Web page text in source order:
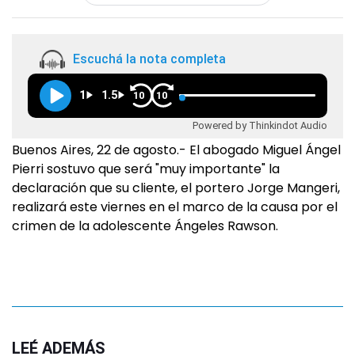
Escuchá la nota completa
1 1.5 10 10
Powered by Thinkindot Audio
Buenos Aires, 22 de agosto.- El abogado Miguel Ángel
Pierri sostuvo que será "muy importante" la
declaración que su cliente, el portero Jorge Mangeri,
realizará este viernes en el marco de la causa por el
crimen de la adolescente Ángeles Rawson.
LEÉ ADEMÁS